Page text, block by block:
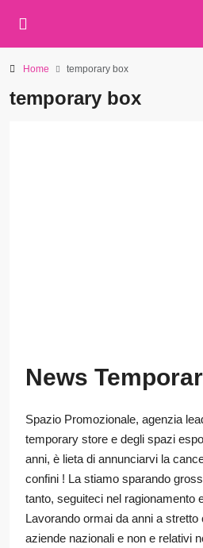
Home temporary box
temporary box
News
Spazio Promozionale, agenzia
temporary store e degli spazi
anni, è lieta di annunciarvi la
confini ! La stiamo sparando
tanto, seguiteci nel ragionamento
Lavorando ormai da anni a
aziende nazionali e non e relativi